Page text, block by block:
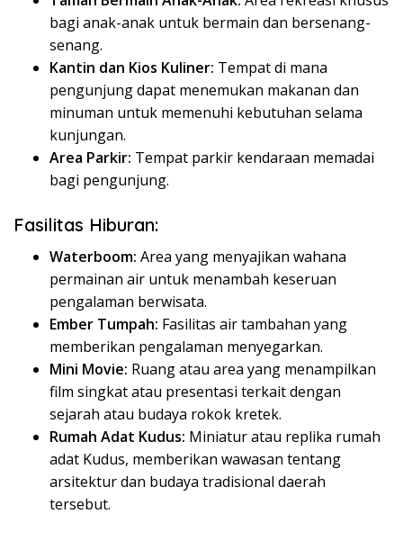
bagi anak-anak untuk bermain dan bersenang-
senang.
Kantin dan Kios Kuliner: Tempat di mana
pengunjung dapat menemukan makanan dan
minuman untuk memenuhi kebutuhan selama
kunjungan.
Area Parkir: Tempat parkir kendaraan memadai
bagi pengunjung.
Fasilitas Hiburan:
Waterboom: Area yang menyajikan wahana
permainan air untuk menambah keseruan
pengalaman berwisata.
Ember Tumpah: Fasilitas air tambahan yang
memberikan pengalaman menyegarkan.
Mini Movie: Ruang atau area yang menampilkan
film singkat atau presentasi terkait dengan
sejarah atau budaya rokok kretek.
Rumah Adat Kudus: Miniatur atau replika rumah
adat Kudus, memberikan wawasan tentang
arsitektur dan budaya tradisional daerah
tersebut.